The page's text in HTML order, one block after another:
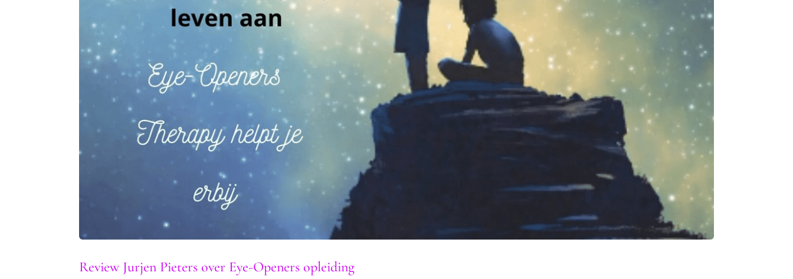
Review Jurjen Pieters over Eye-Openers opleiding